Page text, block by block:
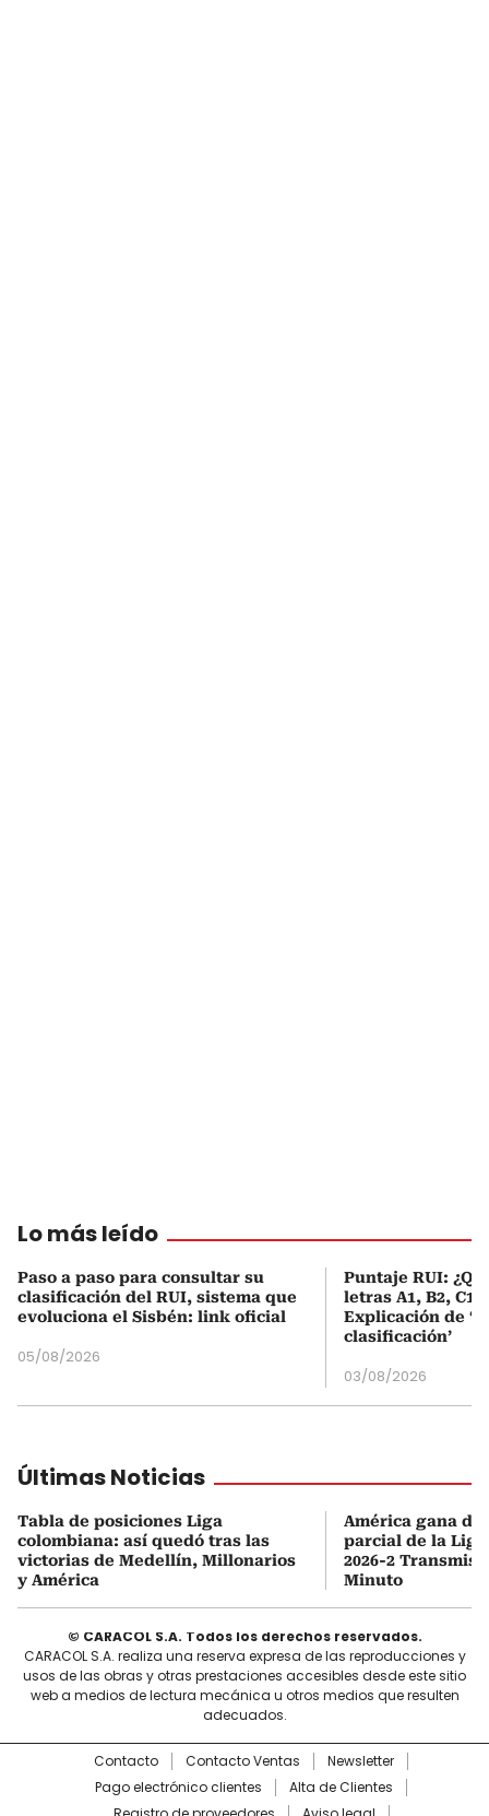
Lo más leído
Paso a paso para consultar su
clasificación del RUI, sistema que
evoluciona el Sisbén: link oficial
05/08/2026
Puntaje RUI:
letras A1, B2, C1
Explicación de
clasificación’
03/08/2026
Últimas Noticias
Tabla de posiciones Liga
colombiana: así quedó tras las
victorias de Medellín, Millonarios
y América
América gana
parcial de la
2026-2
Minuto
© CARACOL S.A. Todos los derechos reservados.
CARACOL S.A. realiza una reserva expresa de las reproducciones y
usos de las obras y otras prestaciones accesibles desde este sitio
web a medios de lectura mecánica u otros medios que resulten
adecuados.
Contacto Contacto Ventas
Newsletter
Pago electrónico clientes
Alta de Clientes